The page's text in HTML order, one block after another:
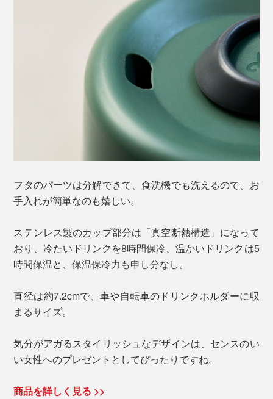
フタのパーツは分解できて、食洗機でも洗えるので、お
手入れが簡単なのも嬉しい。
ステンレス製のカップ部分は「真空断熱構造」になって
おり、冷たいドリンクを8時間保冷、温かいドリンクは5
時間保温と、保温保冷力も申し分なし。
直径は約7.2cmで、車や自転車のドリンクホルダーに収
まるサイズ。
気分がアガるスタイリッシュなデザインは、センスのい
い女性へのプレゼントとしてぴったりですね。
商品を詳しく見る >>